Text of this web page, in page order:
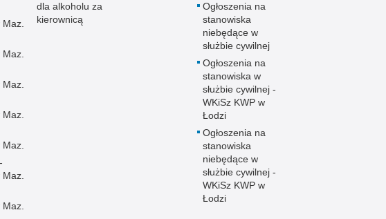
dla alkoholu za
kierownicą
Ogłoszenia na
stanowiska
niebędące w
służbie cywilnej
Ogłoszenia na
stanowiska w
służbie cywilnej -
WKiSz KWP w
Łodzi
Ogłoszenia na
stanowiska
niebędące w
służbie cywilnej -
WKiSz KWP w
Łodzi